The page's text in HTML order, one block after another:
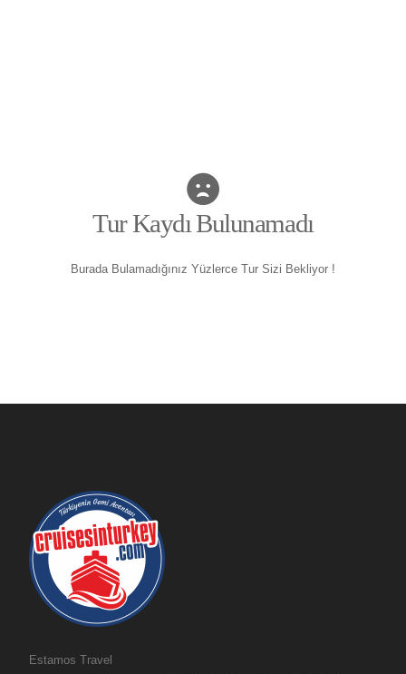
Tur Kaydı Bulunamadı
Burada Bulamadığınız Yüzlerce Tur Sizi Bekliyor !
Estamos Travel